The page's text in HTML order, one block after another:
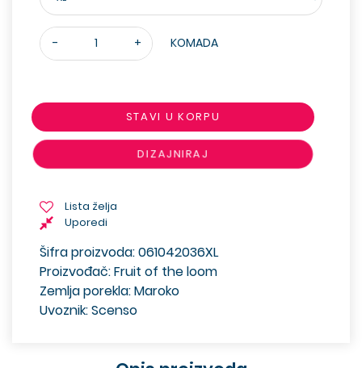
- + KOMADA
STAVI U KORPU
DIZAJNIRAJ
Lista želja
Uporedi
Šifra proizvoda: 061042036XL
Proizvođač: Fruit of the loom
Zemlja porekla: Maroko
Uvoznik: Scenso